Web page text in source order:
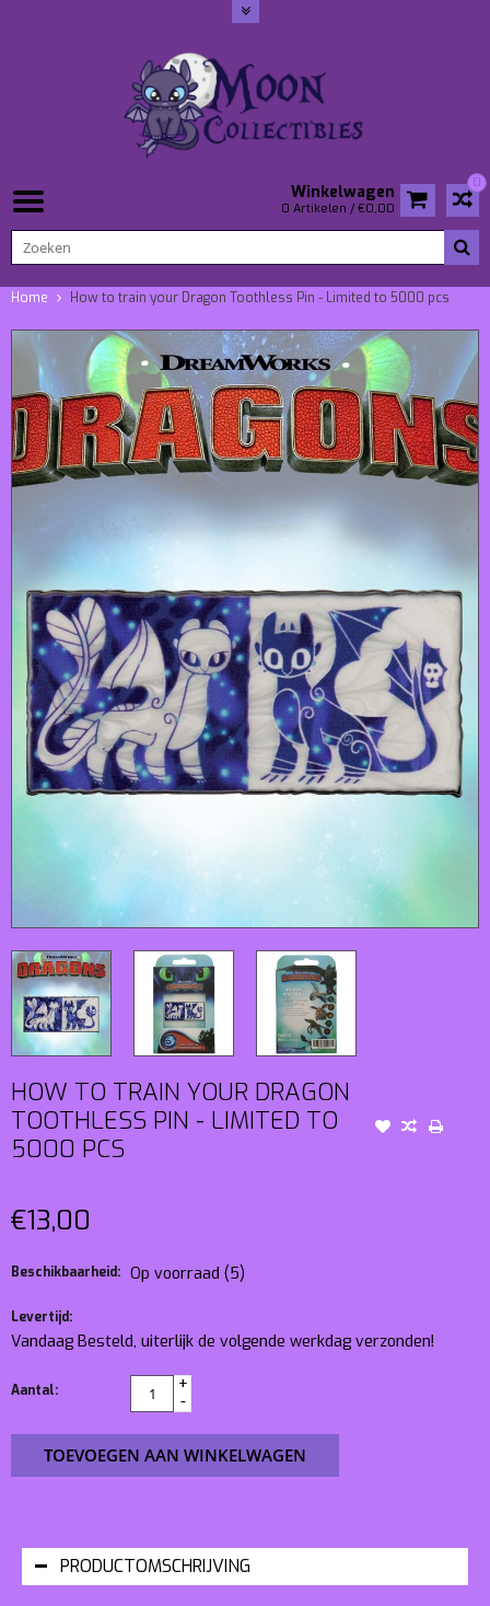
0
Winkelwagen
0 Artikelen / €0,00
Home How to train your Dragon Toothless Pin - Limited to 5000 pcs
HOW TO TRAIN YOUR DRAGON
TOOTHLESS PIN - LIMITED TO
5000 PCS
€13,00
Beschikbaarheid: Op voorraad (5)
Levertijd:
Vandaag Besteld, uiterlijk de volgende werkdag verzonden!
Aantal:
+
-
TOEVOEGEN AAN WINKELWAGEN
PRODUCTOMSCHRIJVING